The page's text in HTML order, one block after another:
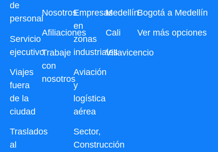
de
personal
Servicio
ejecutivo
Viajes
fuera
de la
ciudad
Traslados
al
Empresas
en
zonas
industriales
Aviación
y
logística
aérea
Sector,
Construcción
Medellín
Cali
Villavicencio
Bogotá a Medellín
Ver más opciones
Nosotros
Afiliaciones
Trabaje
con
nosotros